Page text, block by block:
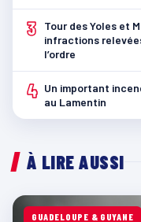
3
Tour des Yoles et
infractions
l’ordre
4 Un important
au Lamentin
À LIRE AUSSI
GUADELOUPE & GUYANE